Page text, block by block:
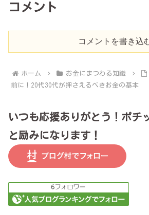
コメント
コメントを書き込
ホーム お金にまつわる知識
前に！20代30代が押さえるべきお金の基本
いつも応援ありがとう！ポチ
と励みになります！